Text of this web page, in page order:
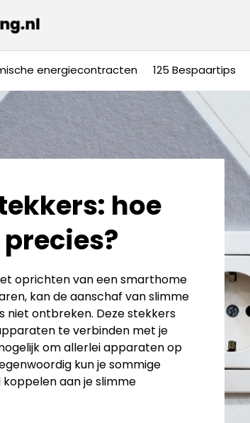
energiecontracten 125 Bespaartips
hoe
oprichten van een smarthome
kan de aanschaf van slimme
niet ontbreken. Deze stekkers
te verbinden met je
om allerlei apparaten op
kun je sommige
aan je slimme